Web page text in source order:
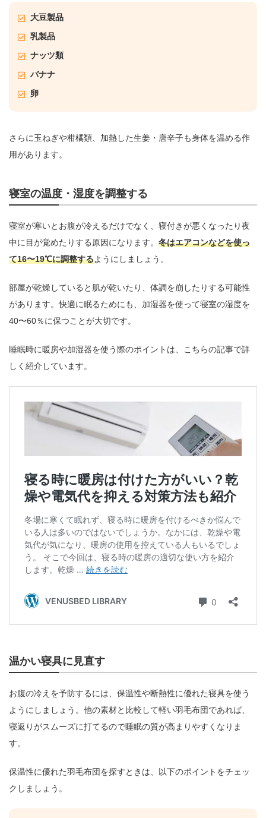
大豆製品
乳製品
ナッツ類
バナナ
卵
さらに玉ねぎや柑橘類、加熱した生姜・唐辛子も身体を温める作
用があります。
寝室の温度・湿度を調整する
寝室が寒いとお腹が冷えるだけでなく、寝付きが悪くなったり夜
中に目が覚めたりする原因になります。 冬はエアコンなどを使っ
て16〜19℃に調整するようにしましょう。
部屋が乾燥していると肌が乾いたり、体調を崩したりする可能性
があります。快適に眠るためにも、加湿器を使って寝室の湿度を
40〜60％に保つことが大切です。
睡眠時に暖房や加湿器を使う際のポイントは、こちらの記事で詳
しく紹介しています。
温かい寝具に見直す
お腹の冷えを予防するには、保温性や断熱性に優れた寝具を使う
ようにしましょう。他の素材と比較して軽い羽毛布団であれば、
寝返りがスムーズに打てるので睡眠の質が高まりやすくなりま
す。
保温性に優れた羽毛布団を探すときは、以下のポイントをチェッ
クしましょう。